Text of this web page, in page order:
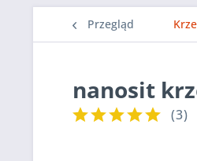
Przegląd
nanosit
(3)